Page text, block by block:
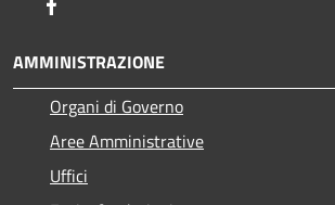
AMMINISTRAZIONE
Organi di Governo
Aree Amministrative
Uffici